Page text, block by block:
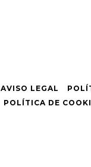
AVISO LEGAL
POLÍTICA DE